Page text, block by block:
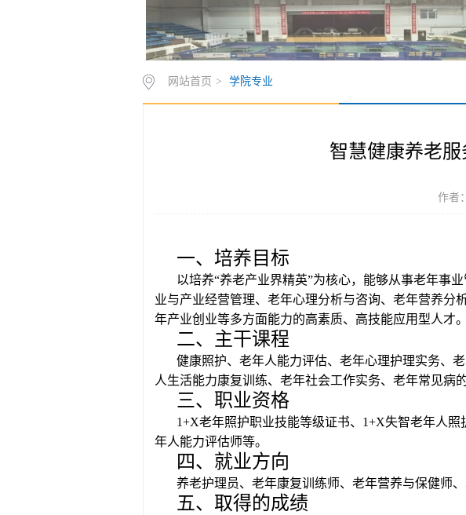
网站首页 > 学院专业
智慧健康养老
作者
一、培养目标
以培养“养老产业界精英”为核心，能够从事老年事
业与产业经营管理、老年心理分析与咨询、老年营养分
年产业创业等多方面能力的高素质、高技能应用型人才。
二、主干课程
健康照护、老年人能力评估、老年心理护理实务、
人生活能力康复训练、老年社会工作实务、老年常见病
三、职业资格
1+X老年照护职业技能等级证书、 1+X失智老年人照
年人能力评估师等。
四、就业方向
养老护理员、老年康复训练师、老年营养与保健师
五、取得的成绩